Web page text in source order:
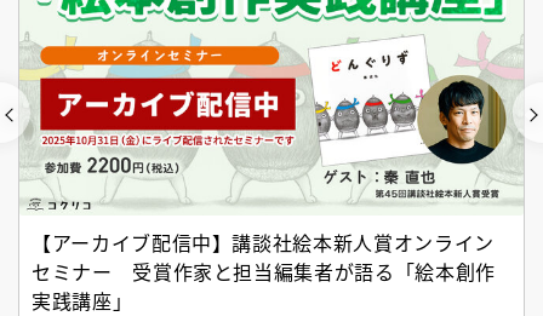
【アーカイブ配信中】講談社絵本新人賞オンライン
セミナー 受賞作家と担当編集者が語る「絵本創作
実践講座」